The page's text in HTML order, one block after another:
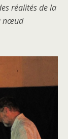
réalités de la
nœud